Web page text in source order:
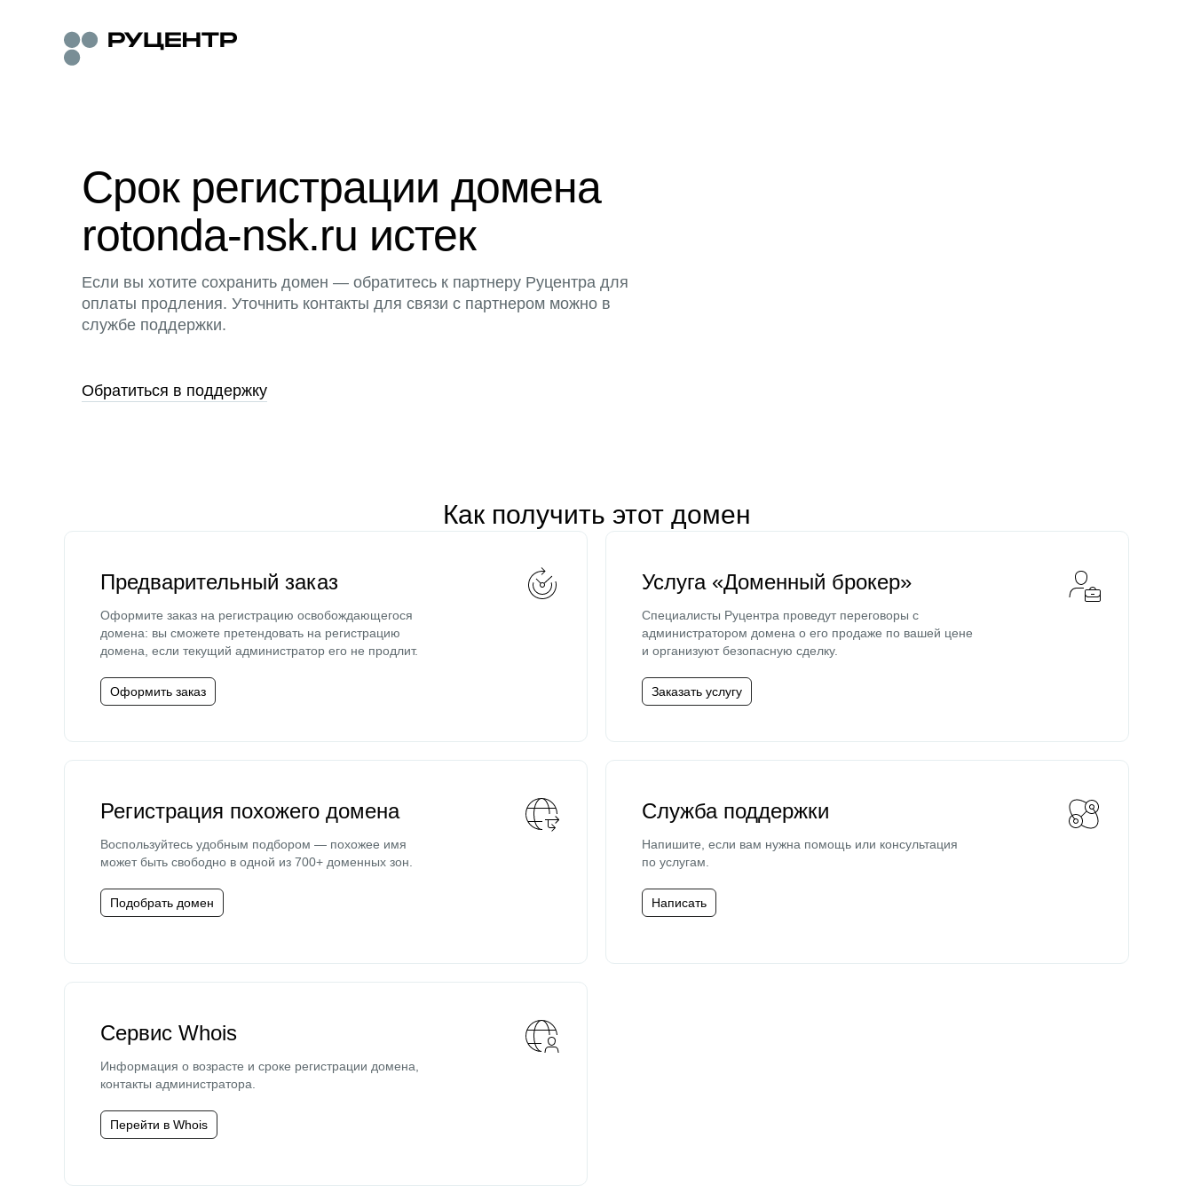
Срок регистрации домена
rotonda-nsk.ru истек
Если вы хотите сохранить домен — обратитесь к партнеру Руцентра для
оплаты продления. Уточнить контакты для связи с партнером можно в
службе поддержки.
Обратиться в поддержку
Как получить этот домен
Предварительный заказ
Оформите заказ на регистрацию освобождающегося
домена: вы сможете претендовать на регистрацию
домена, если текущий администратор его не продлит.
Оформить заказ
Услуга «Доменный брокер»
Специалисты Руцентра проведут переговоры с
администратором домена о его продаже по вашей цене
и организуют безопасную сделку.
Заказать услугу
Регистрация похожего домена
Воспользуйтесь удобным подбором — похожее имя
может быть свободно в одной из 700+ доменных зон.
Подобрать домен
Служба поддержки
Напишите, если вам нужна помощь или консультация
по услугам.
Написать
Сервис Whois
Информация о возрасте и сроке регистрации домена,
контакты администратора.
Перейти в Whois